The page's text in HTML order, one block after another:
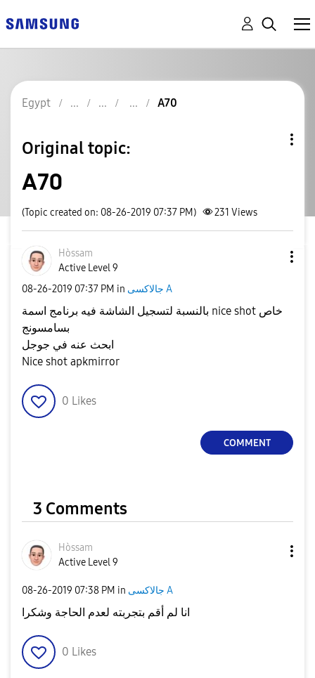
Egypt A70
Original topic:
A70
(Topic created on: 08-26-2019 07:37 PM) 231 Views
Hòssam
Active Level 9
‎08-26-2019 07:37 PM in جالاكسى A
بالنسبة لتسجيل الشاشة فيه برنامج اسمة nice shot خاص
بسامسونج
ابحث عنه في جوجل
Nice shot apkmirror
0 Likes
COMMENT
3 Comments
Hòssam
Active Level 9
‎08-26-2019 07:38 PM in جالاكسى A
انا لم أقم بتجربته لعدم الحاجة وشكرا
0 Likes